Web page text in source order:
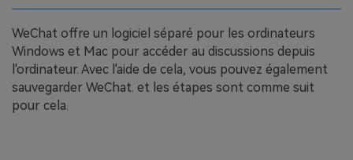
WeChat offre un logiciel séparé pour les ordinateurs
Windows et Mac pour accéder au discussions depuis
l'ordinateur. Avec l'aide de cela, vous pouvez également
sauvegarder WeChat. et les étapes sont comme suit
pour cela.